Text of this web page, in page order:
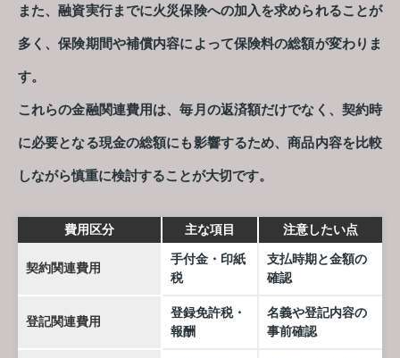
また、融資実行までに火災保険への加入を求められることが
多く、保険期間や補償内容によって保険料の総額が変わりま
す。
これらの金融関連費用は、毎月の返済額だけでなく、契約時
に必要となる現金の総額にも影響するため、商品内容を比較
しながら慎重に検討することが大切です。
費用区分 主な項目 注意したい点
契約関連費用
手付金・印紙
税
支払時期と金額の
確認
登記関連費用
登録免許税・
報酬
名義や登記内容の
事前確認